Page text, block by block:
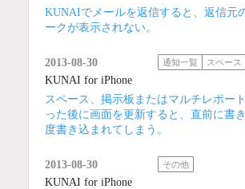
KUNAIでメールを返信すると、返信元
ークが表示されない。
2013-08-30 通知一覧 スペース
KUNAI for iPhone
スペース、掲示板またはマルチレポー
った後に画面を更新すると、直前に書
度書き込まれてしまう。
2013-08-30 その他
KUNAI for iPhone